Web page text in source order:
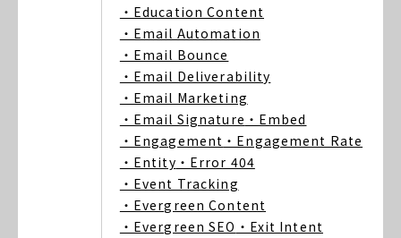
・Education Content
・Email Automation
・Email Bounce
・Email Deliverability
・Email Marketing
・Email Signature ・Embed
・Engagement ・Engagement Rate
・Entity ・Error 404
・Event Tracking
・Evergreen Content
・Evergreen SEO ・Exit Intent